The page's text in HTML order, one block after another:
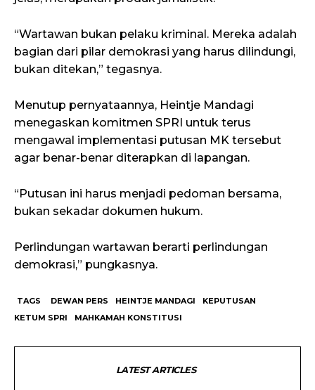
“Wartawan bukan pelaku kriminal. Mereka adalah
bagian dari pilar demokrasi yang harus dilindungi,
bukan ditekan,” tegasnya.
Menutup pernyataannya, Heintje Mandagi
menegaskan komitmen SPRI untuk terus
mengawal implementasi putusan MK tersebut
agar benar-benar diterapkan di lapangan.
“Putusan ini harus menjadi pedoman bersama,
bukan sekadar dokumen hukum.
Perlindungan wartawan berarti perlindungan
demokrasi,” pungkasnya.
TAGS DEWAN PERS HEINTJE MANDAGI
KEPUTUSAN
KETUM SPRI
MAHKAMAH KONSTITUSI
LATEST ARTICLES